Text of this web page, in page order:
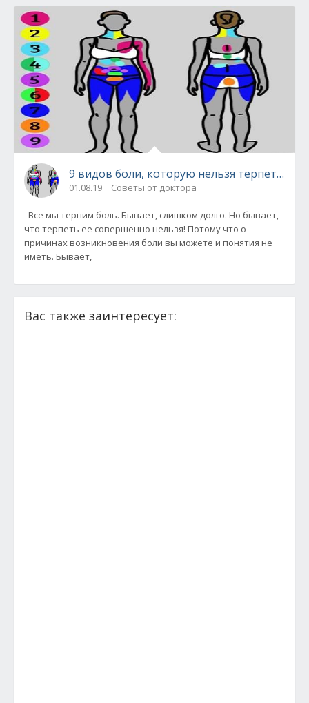
9 видов боли, которую нельзя терпеть -
01.08.19 Советы от доктора
Все мы терпим боль. Бывает, слишком долго. Но бывает,
что терпеть ее совершенно нельзя! Потому что о
причинах возникновения боли вы можете и понятия не
иметь. Бывает,
Вас также заинтересует: